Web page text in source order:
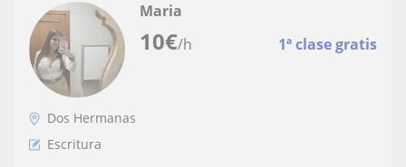
10€/h 1ª clase gratis
Maria
Dos Hermanas
Escritura